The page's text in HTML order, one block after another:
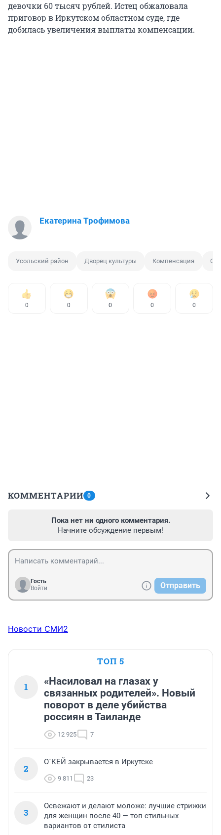
девочки 60 тысяч рублей. Истец обжаловала
приговор в Иркутском областном суде, где
добилась увеличения выплаты компенсации.
Екатерина Трофимова
Усольский район Дворец культуры Компенсация Суд
0 0 0 0 0
КОММЕНТАРИИ 0
Пока нет ни одного комментария.
Начните обсуждение первым!
Гость
Войти
Отправить
Новости СМИ2
ТОП 5
1
«Насиловал на глазах у
связанных родителей». Новый
поворот в деле убийства
россиян в Таиланде
12 925 7
2
О`КЕЙ закрывается в Иркутске
9 811 23
3
Освежают и делают моложе: лучшие стрижки
для женщин после 40 — топ стильных
вариантов от стилиста